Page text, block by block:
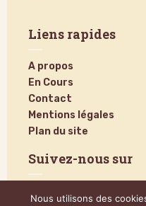
Liens rapides
A propos
En Cours
Contact
Mentions légales
Plan du site
Suivez-nous sur
Nous utilisons des